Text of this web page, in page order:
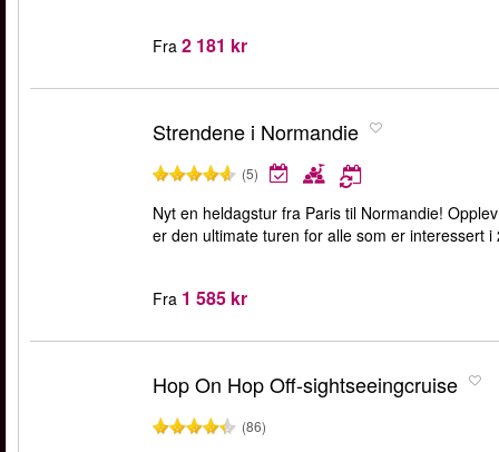
Fra 2 181 kr
Strendene i Normandie
(5)
Nyt en heldagstur fra Paris til Normandie!
er den ultimate turen for alle som er interessert
Fra 1 585 kr
Hop On Hop Off-sightseeingcruise
(86)